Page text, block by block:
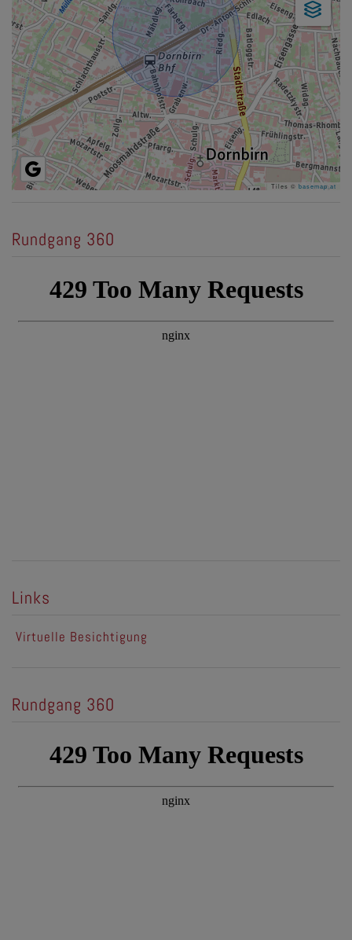
Tiles © basemap.at
Rundgang 360
Links
Virtuelle Besichtigung
Rundgang 360